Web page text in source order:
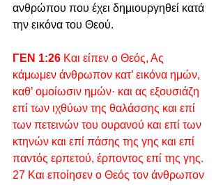
ανθρώπου που έχει δημιουργηθεί κατά
την εικόνα του Θεού.
ΓΕΝ 1:26 Και είπεν ο Θεός, Ας
κάμωμεν άνθρωπον κατ’ εικόνα ημών,
καθ’ ομοίωσιν ημών· και ας εξουσιάζη
επί των ιχθύων της θαλάσσης και επί
των πετεινών του ουρανού και επί των
κτηνών και επί πάσης της γης και επί
παντός ερπετού, έρποντος επί της γης.
27 Και εποίησεν ο Θεός τον άνθρωπον